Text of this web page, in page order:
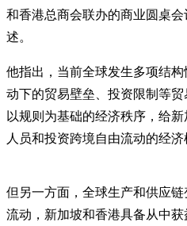
和香港总商会联办的商业圆桌
述。
他指出，当前全球发生多项结
动下的贸易壁垒、投资限制等
以规则为基础的经济秩序，给
人员和投资跨境自由流动的经济
但另一方面，全球生产和供应
流动，新加坡和香港具备从中获